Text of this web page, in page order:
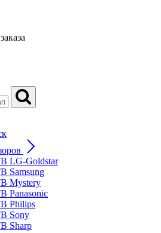
LG-Goldstar
Samsung
Mystery
Panasonic
Philips
Sony
Sharp